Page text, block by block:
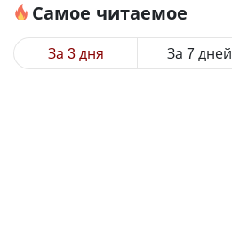
Самое читаемое
За 3 дня За 7 дней